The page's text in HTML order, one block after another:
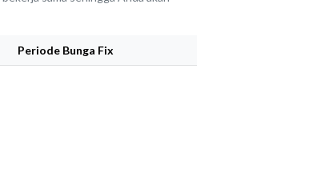
Periode Bunga Fix